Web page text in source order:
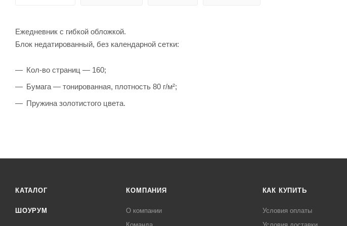
Ежедневник с гибкой обложкой.
Блок недатированный, без календарной сетки:
Кол-во страниц — 160;
Бумага — тонированная, плотность 80 г/м²;
Пружина золотистого цвета.
КАТАЛОГ
ШОУРУМ
КОМПАНИЯ
О компании
КАК КУПИТЬ
Условия оплаты